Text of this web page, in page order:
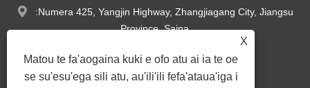
:Numera 425, Yangjin Highway, Zhangjiagang City, Jiangsu
Province, Saina
Tel:+86-17314746343
X
Matou te fa'aogaina kuki e ofo atu ai ia te oe
se su'esu'ega sili atu, au'ili'ili fefa'ataua'iga i